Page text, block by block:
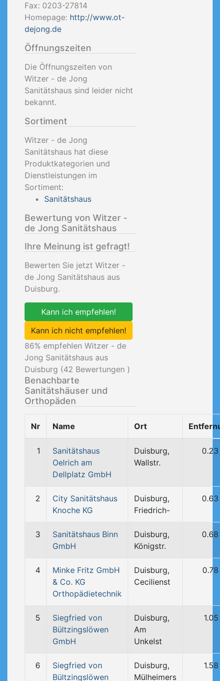
Fax: 0203-27814
Homepage: http://www.ot-
dejong.de
Öffnungszeiten
Die Öffnungszeiten von
Witzer - de Jong
Sanitätshaus sind leider nicht
bekannt.
Sortiment
Witzer - de Jong
Sanitätshaus hat diese
Produktkategorien und
Dienstleistungen im
Sortiment:
Sanitätshaus
Bewertung von Witzer -
de Jong Sanitätshaus
Ihre Meinung ist gefragt!
Bewerten Sie jetzt Witzer -
de Jong Sanitätshaus aus
Duisburg.
Kann ich empfehlen!
Kann ich nicht empfehlen!
86% empfehlen Witzer - de
Jong Sanitätshaus aus
Duisburg (42 Bewertungen )
Benachbarte
Sanitätshäuser und
Orthopäden
Nr Name Ort
1
Sanitätshaus
Oelrich am
Dellplatz GmbH
Duisburg,
Wallstr.
2
City Sanitätshaus
Knoche KG
Duisburg,
Friedrich-
3
Sanitätshaus Binn
GmbH
Duisburg,
Königstr.
4
Minke Fritz GmbH
& Co. KG
Orthopädietechnik
Duisburg,
Cecilienst
5
Siegfried von
Bültzingslöwen
GmbH
Duisburg,
Am
Unkelst
6
Siegfried von
Bültzingslöwen
Duisburg,
Mülheimers